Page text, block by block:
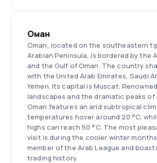
Оман
Oman, located on the southeastern
Arabian Peninsula, is bordered by the
and the Gulf of Oman. The country
with the United Arab Emirates, Saudi
Yemen. Its capital is Muscat.
landscapes and the dramatic peaks of
Oman features an arid subtropical
temperatures hover around 20 °C,
highs can reach 50 °C. The most
visit is during the cooler winter
member of the Arab League and
trading history.